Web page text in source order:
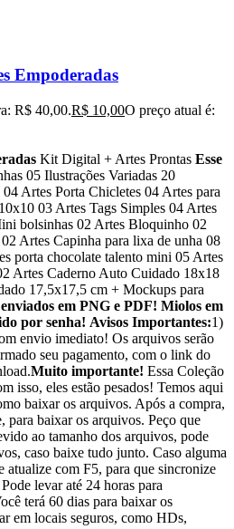
Empoderadas
R$ 40,00.R$ 10,00O preço atual é:
Kit Digital + Artes Prontas Esse
05 Ilustrações Variadas 20
04 Artes Porta Chicletes 04 Artes para
03 Artes Tags Simples 04 Artes
bolsinhas 02 Artes Bloquinho 02
02 Artes Capinha para lixa de unha 08
porta chocolate talento mini 05 Artes
Artes Caderno Auto Cuidado 18x18
17,5x17,5 cm + Mockups para
em PNG e PDF! Miolos em
por senha! Avisos Importantes:1)
envio imediato! Os arquivos serão
seu pagamento, com o link do
Muito importante! Essa Coleção
isso, eles estão pesados! Temos aqui
baixar os arquivos. Após a compra,
para baixar os arquivos. Peço que
ao tamanho dos arquivos, pode
caso baixe tudo junto. Caso alguma
atualize com F5, para que sincronize
levar até 24 horas para
terá 60 dias para baixar os
em locais seguros, como HDs,